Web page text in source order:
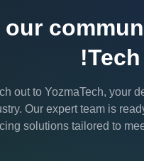
out to YozmaTech, your
Our expert team is
solutions tailored to